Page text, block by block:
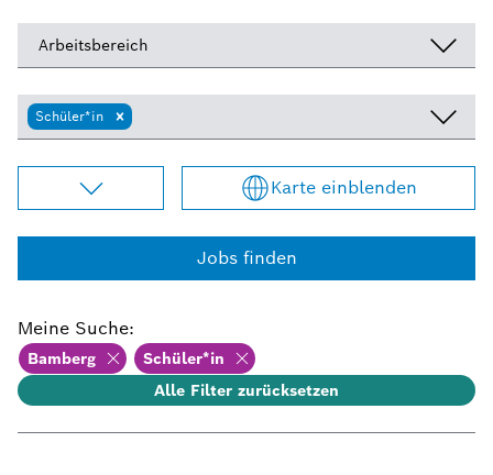
Arbeitsbereich
Schüler*in
Karte einblenden
Jobs finden
Meine Suche:
Bamberg
Schüler*in
Alle Filter zurücksetzen